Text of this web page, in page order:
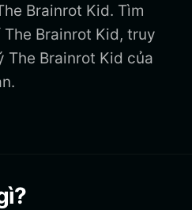
Brainrot Kid. Tìm
Brainrot Kid, truy
The Brainrot Kid của